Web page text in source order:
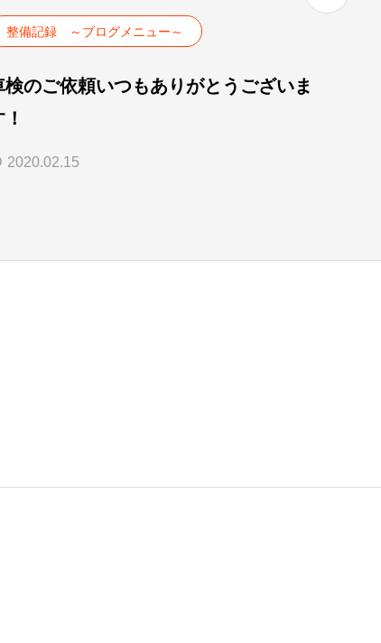
整備記録 ～ブログメニュー～
検のご依頼いつもありがとうございま
2020.02.15